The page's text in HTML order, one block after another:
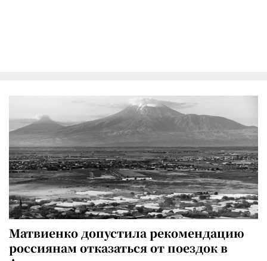
Матвиенко допустила рекомендацию
россиянам отказаться от поездок в